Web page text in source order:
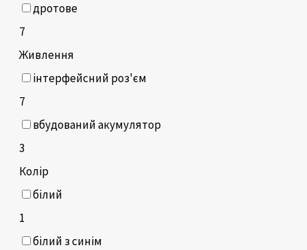
дротове
7
Живлення
інтерфейсний роз'єм
7
вбудований акумулятор
3
Колір
білий
1
білий з синім